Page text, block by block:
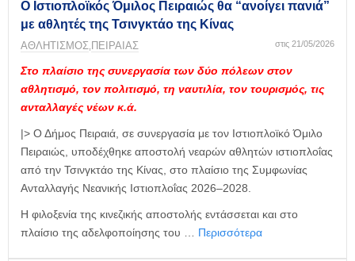
Ο Ιστιοπλοϊκός Όμιλος Πειραιώς θα “ανοίγει πανιά”
με αθλητές της Τσινγκτάο της Κίνας
ΑΘΛΗΤΙΣΜΟΣ ΠΕΙΡΑΙΑΣ στις 21/05/2026
Στο πλαίσιο της συνεργασία των δύο πόλεων στον
αθλητισμό, τον πολιτισμό, τη ναυτιλία, τον τουρισμός, τις
ανταλλαγές νέων κ.ά.
|> Ο Δήμος Πειραιά, σε συνεργασία με τον Ιστιοπλοϊκό Όμιλο
Πειραιώς, υποδέχθηκε αποστολή νεαρών αθλητών ιστιοπλοΐας
από την Τσινγκτάο της Κίνας, στο πλαίσιο της Συμφωνίας
Ανταλλαγής Νεανικής Ιστιοπλοΐας 2026–2028.
Η φιλοξενία της κινεζικής αποστολής εντάσσεται και στο
πλαίσιο της αδελφοποίησης του … Περισσότερα